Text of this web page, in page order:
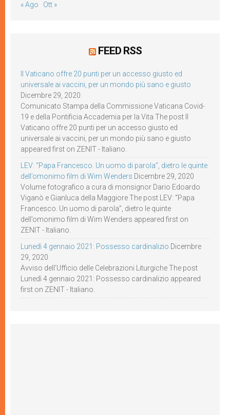
« Ago Ott »
FEED RSS
Il Vaticano offre 20 punti per un accesso giusto ed
universale ai vaccini, per un mondo più sano e giusto
Dicembre 29, 2020
Comunicato Stampa della Commissione Vaticana Covid-
19 e della Pontificia Accademia per la Vita The post Il
Vaticano offre 20 punti per un accesso giusto ed
universale ai vaccini, per un mondo più sano e giusto
appeared first on ZENIT - Italiano.
LEV: “Papa Francesco. Un uomo di parola”, dietro le quinte
dell’omonimo film di Wim Wenders Dicembre 29, 2020
Volume fotografico a cura di monsignor Dario Edoardo
Viganò e Gianluca della Maggiore The post LEV: “Papa
Francesco. Un uomo di parola”, dietro le quinte
dell’omonimo film di Wim Wenders appeared first on
ZENIT - Italiano.
Lunedì 4 gennaio 2021: Possesso cardinalizio Dicembre
29, 2020
Avviso dell’Ufficio delle Celebrazioni Liturgiche The post
Lunedì 4 gennaio 2021: Possesso cardinalizio appeared
first on ZENIT - Italiano.